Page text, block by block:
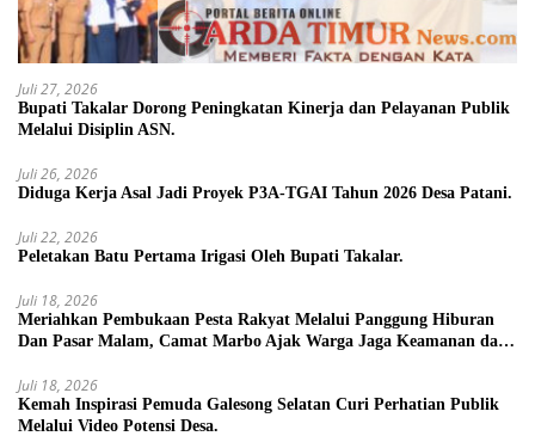
Juli 27, 2026
Bupati Takalar Dorong Peningkatan Kinerja dan Pelayanan Publik
Melalui Disiplin ASN.
Juli 26, 2026
Diduga Kerja Asal Jadi Proyek P3A-TGAI Tahun 2026 Desa Patani.
Juli 22, 2026
Peletakan Batu Pertama Irigasi Oleh Bupati Takalar.
Juli 18, 2026
Meriahkan Pembukaan Pesta Rakyat Melalui Panggung Hiburan
Dan Pasar Malam, Camat Marbo Ajak Warga Jaga Keamanan dan
Juli 18, 2026
Kemah Inspirasi Pemuda Galesong Selatan Curi Perhatian Publik
Melalui Video Potensi Desa.